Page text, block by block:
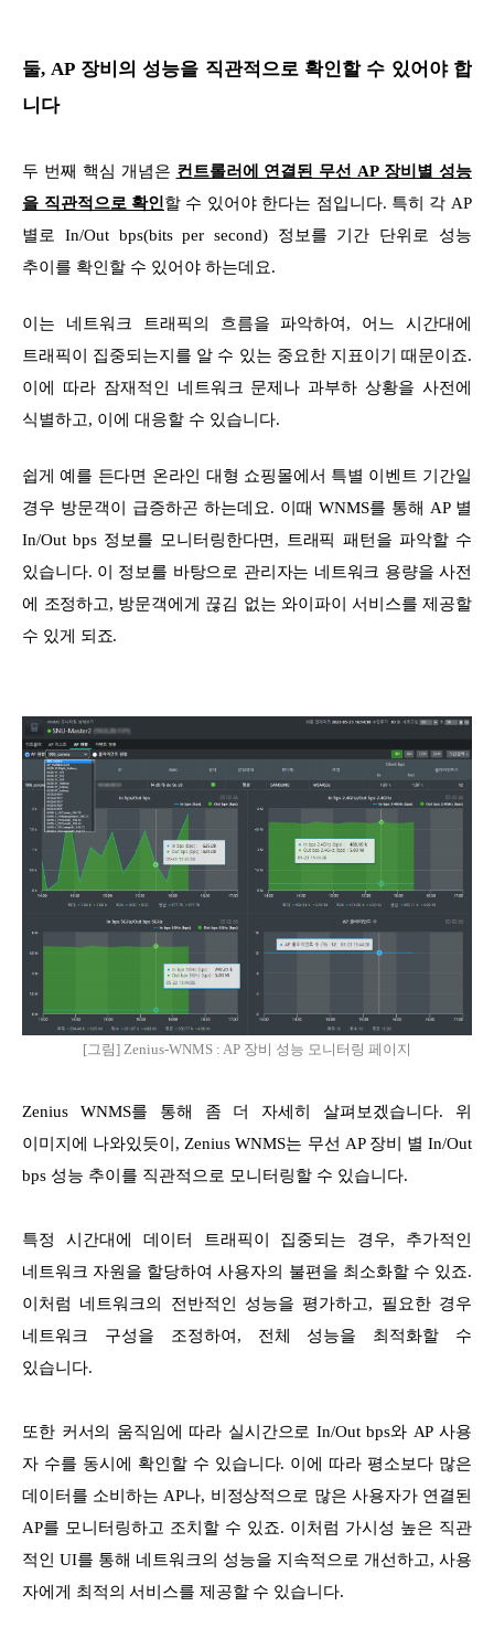
둘, AP 장비의 성능을 직관적으로 확인할 수 있어야 합
니다
두 번째 핵심 개념은 컨트롤러에 연결된 무선 AP 장비별 성능
을 직관적으로 확인할 수 있어야 한다는 점입니다. 특히 각 AP
별로 In/Out bps(bits per second) 정보를 기간 단위로 성능
추이를 확인할 수 있어야 하는데요.
이는 네트워크 트래픽의 흐름을 파악하여, 어느 시간대에
트래픽이 집중되는지를 알 수 있는 중요한 지표이기 때문이죠.
이에 따라 잠재적인 네트워크 문제나 과부하 상황을 사전에
식별하고, 이에 대응할 수 있습니다.
쉽게 예를 든다면 온라인 대형 쇼핑몰에서 특별 이벤트 기간일
경우 방문객이 급증하곤 하는데요. 이때 WNMS를 통해 AP 별
In/Out bps 정보를 모니터링한다면, 트래픽 패턴을 파악할 수
있습니다. 이 정보를 바탕으로 관리자는 네트워크 용량을 사전
에 조정하고, 방문객에게 끊김 없는 와이파이 서비스를 제공할
수 있게 되죠.
[그림] Zenius-WNMS : AP 장비 성능 모니터링 페이지
Zenius WNMS를 통해 좀 더 자세히 살펴보겠습니다. 위
이미지에 나와있듯이, Zenius WNMS는 무선 AP 장비 별 In/Out
bps 성능 추이를 직관적으로 모니터링할 수 있습니다.
특정 시간대에 데이터 트래픽이 집중되는 경우, 추가적인
네트워크 자원을 할당하여 사용자의 불편을 최소화할 수 있죠.
이처럼 네트워크의 전반적인 성능을 평가하고, 필요한 경우
네트워크 구성을 조정하여, 전체 성능을 최적화할 수
있습니다.
또한 커서의 움직임에 따라 실시간으로 In/Out bps와 AP 사용
자 수를 동시에 확인할 수 있습니다. 이에 따라 평소보다 많은
데이터를 소비하는 AP나, 비정상적으로 많은 사용자가 연결된
AP를 모니터링하고 조치할 수 있죠. 이처럼 가시성 높은 직관
적인 UI를 통해 네트워크의 성능을 지속적으로 개선하고, 사용
자에게 최적의 서비스를 제공할 수 있습니다.